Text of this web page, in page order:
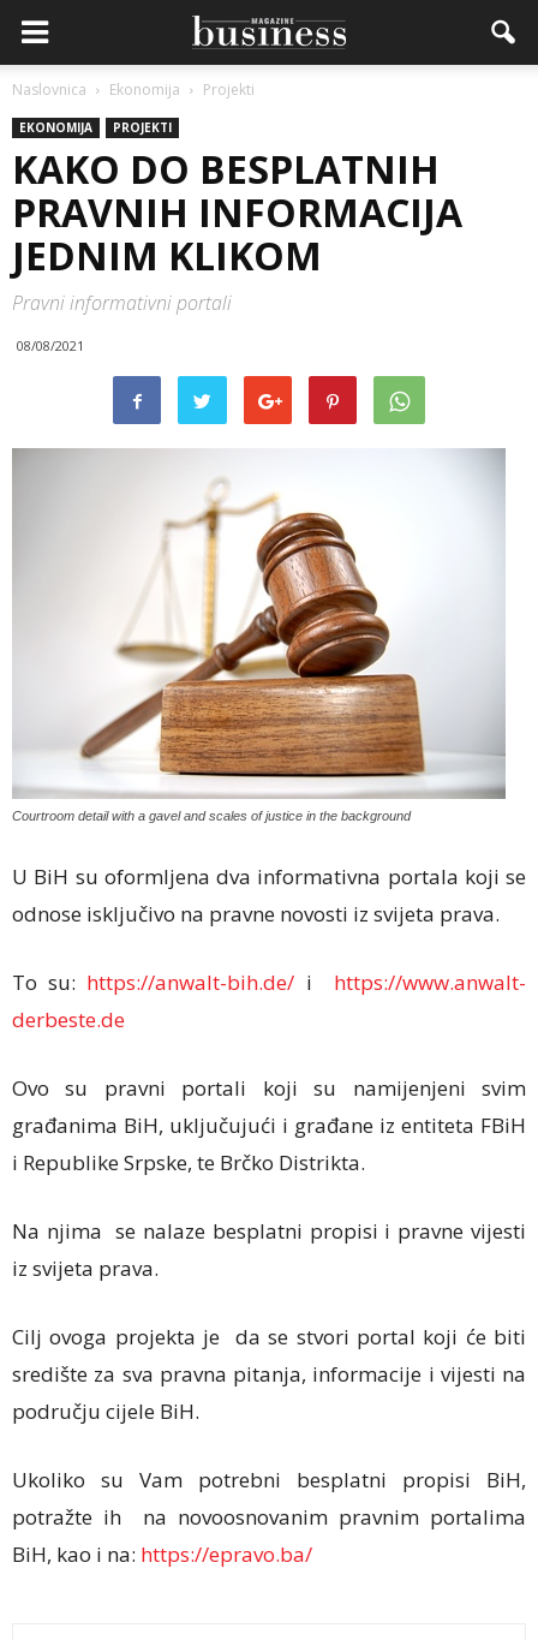
Naslovnica Ekonomija Projekti
EKONOMIJA PROJEKTI
KAKO DO BESPLATNIH
PRAVNIH INFORMACIJA
JEDNIM KLIKOM
Pravni informativni portali
08/08/2021
Courtroom detail with a gavel and scales of justice in the background
U BiH su oformljena dva informativna portala koji se
odnose isključivo na pravne novosti iz svijeta prava.
To su: https://anwalt-bih.de/ i https://www.anwalt-
derbeste.de
Ovo su pravni portali koji su namijenjeni svim
građanima BiH, uključujući i građane iz entiteta FBiH
i Republike Srpske, te Brčko Distrikta.
Na njima se nalaze besplatni propisi i pravne vijesti
iz svijeta prava.
Cilj ovoga projekta je da se stvori portal koji će biti
središte za sva pravna pitanja, informacije i vijesti na
području cijele BiH.
Ukoliko su Vam potrebni besplatni propisi BiH,
potražte ih na novoosnovanim pravnim portalima
BiH, kao i na: https://epravo.ba/